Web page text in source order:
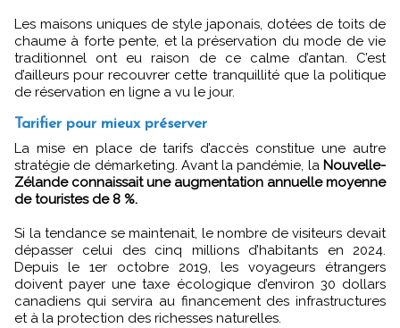
Les maisons uniques de style japonais, dotées de toits de
chaume à forte pente, et la préservation du mode de vie
traditionnel ont eu raison de ce calme d’antan. C’est
d’ailleurs pour recouvrer cette tranquillité que la politique
de réservation en ligne a vu le jour.
Tarifier pour mieux préserver
La mise en place de tarifs d’accès constitue une autre
stratégie de démarketing. Avant la pandémie, la Nouvelle-
Zélande connaissait une augmentation annuelle moyenne
de touristes de 8 %.
Si la tendance se maintenait, le nombre de visiteurs devait
dépasser celui des cinq millions d’habitants en 2024.
Depuis le 1er octobre 2019, les voyageurs étrangers
doivent payer une taxe écologique d’environ 30 dollars
canadiens qui servira au financement des infrastructures
et à la protection des richesses naturelles.